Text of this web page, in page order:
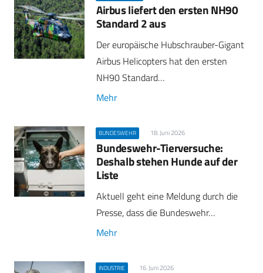
Airbus liefert den ersten NH90
Standard 2 aus
Der europäische Hubschrauber-Gigant
Airbus Helicopters hat den ersten
NH90 Standard…
Mehr
BUNDESWEHR 18. Juni 2026
Bundeswehr-Tierversuche:
Deshalb stehen Hunde auf der
Liste
Aktuell geht eine Meldung durch die
Presse, dass die Bundeswehr…
Mehr
INDUSTRIE 16. Juni 2026